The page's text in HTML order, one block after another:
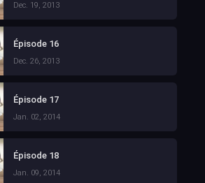
Dec. 19, 2013
Épisode 16
Dec. 26, 2013
Épisode 17
Jan. 02, 2014
Épisode 18
Jan. 09, 2014